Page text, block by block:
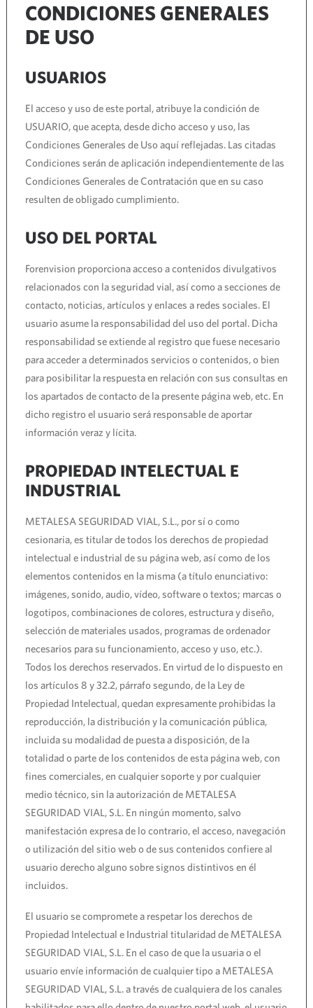
CONDICIONES GENERALES
DE USO
USUARIOS
El acceso y uso de este portal, atribuye la condición de
USUARIO, que acepta, desde dicho acceso y uso, las
Condiciones Generales de Uso aquí reflejadas. Las citadas
Condiciones serán de aplicación independientemente de las
Condiciones Generales de Contratación que en su caso
resulten de obligado cumplimiento.
USO DEL PORTAL
Forenvision proporciona acceso a contenidos divulgativos
relacionados con la seguridad vial, así como a secciones de
contacto, noticias, artículos y enlaces a redes sociales. El
usuario asume la responsabilidad del uso del portal. Dicha
responsabilidad se extiende al registro que fuese necesario
para acceder a determinados servicios o contenidos, o bien
para posibilitar la respuesta en relación con sus consultas en
los apartados de contacto de la presente página web, etc. En
dicho registro el usuario será responsable de aportar
información veraz y lícita.
PROPIEDAD INTELECTUAL E
INDUSTRIAL
METALESA SEGURIDAD VIAL, S.L., por sí o como
cesionaria, es titular de todos los derechos de propiedad
intelectual e industrial de su página web, así como de los
elementos contenidos en la misma (a título enunciativo:
imágenes, sonido, audio, vídeo, software o textos; marcas o
logotipos, combinaciones de colores, estructura y diseño,
selección de materiales usados, programas de ordenador
necesarios para su funcionamiento, acceso y uso, etc.).
Todos los derechos reservados. En virtud de lo dispuesto en
los artículos 8 y 32.2, párrafo segundo, de la Ley de
Propiedad Intelectual, quedan expresamente prohibidas la
reproducción, la distribución y la comunicación pública,
incluida su modalidad de puesta a disposición, de la
totalidad o parte de los contenidos de esta página web, con
fines comerciales, en cualquier soporte y por cualquier
medio técnico, sin la autorización de METALESA
SEGURIDAD VIAL, S.L. En ningún momento, salvo
manifestación expresa de lo contrario, el acceso, navegación
o utilización del sitio web o de sus contenidos confiere al
usuario derecho alguno sobre signos distintivos en él
incluidos.
El usuario se compromete a respetar los derechos de
Propiedad Intelectual e Industrial titularidad de METALESA
SEGURIDAD VIAL, S.L. En el caso de que la usuaria o el
usuario envíe información de cualquier tipo a METALESA
SEGURIDAD VIAL, S.L. a través de cualquiera de los canales